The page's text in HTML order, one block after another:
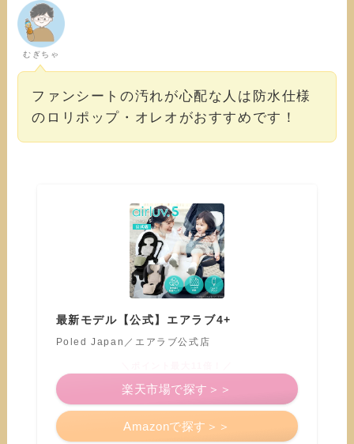
むぎちゃ
ファンシートの汚れが心配な人は防水仕様
のロリポップ・オレオがおすすめです！
最新モデル【公式】エアラブ4+
Poled Japan／エアラブ公式店
Amazonで探す＞＞
楽天市場で探す＞＞